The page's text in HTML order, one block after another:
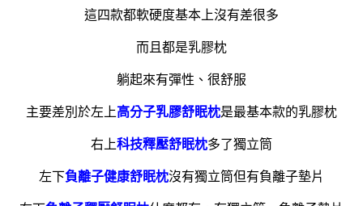
這四款都軟硬度基本上沒有差很多
而且都是乳膠枕
躺起來有彈性、很舒服
主要差別於左上高分子乳膠舒眠枕是最基本款的乳膠枕
右上科技釋壓舒眠枕多了獨立筒
左下負離子健康舒眠枕沒有獨立筒但有負離子墊片